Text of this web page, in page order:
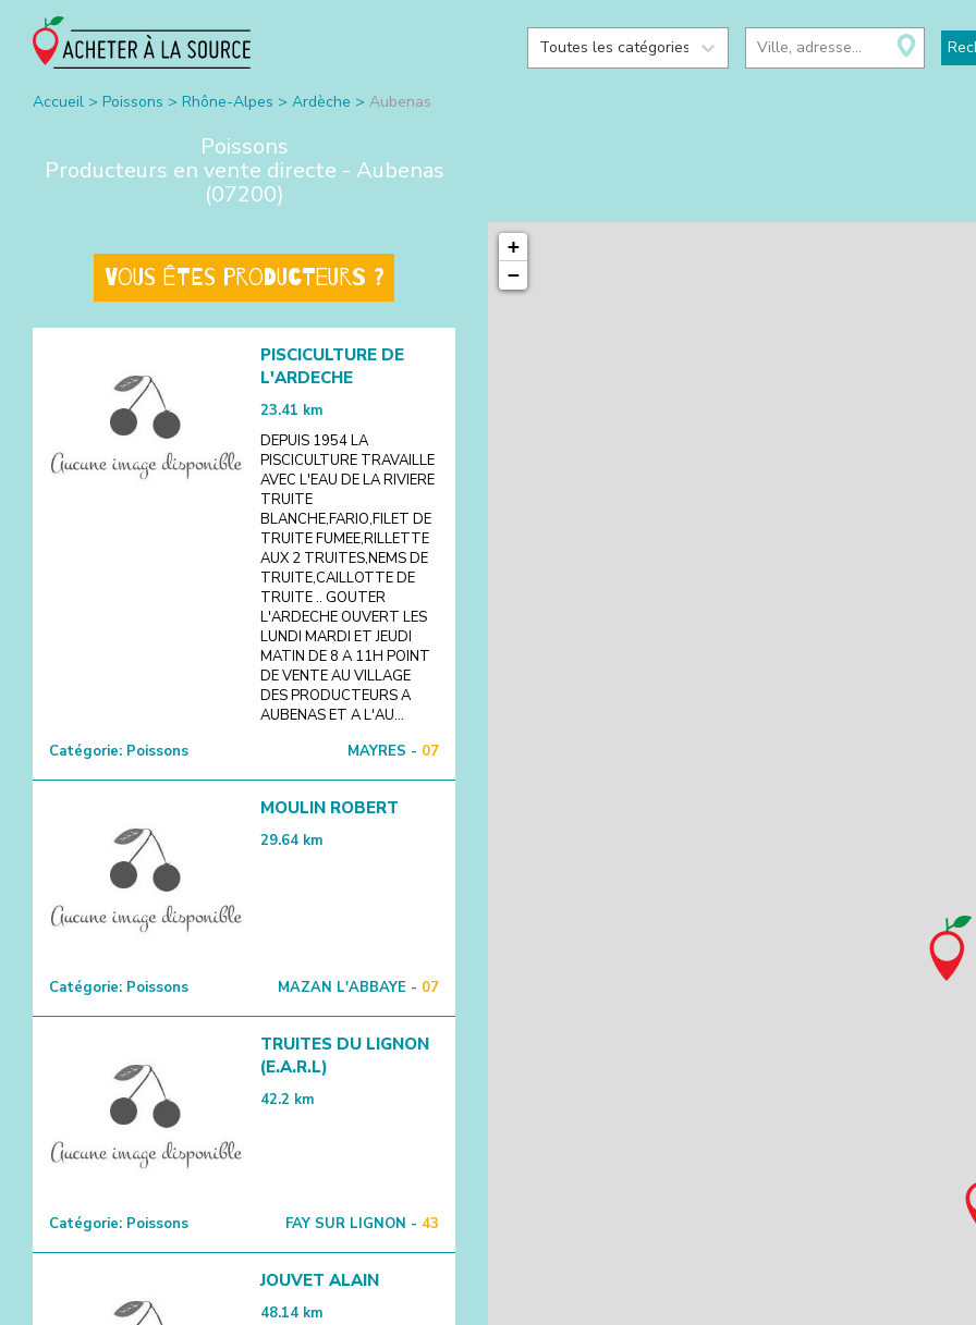
Toutes les catégories Ville, adresse...
Accueil > Poissons > Rhône-Alpes > Ardèche > Aubenas
Poissons
Producteurs en vente directe - Aubenas
(07200)
Vous êtes producteurs ?
PISCICULTURE DE
L'ARDECHE
23.41 km
DEPUIS 1954 LA
PISCICULTURE TRAVAILLE
AVEC L'EAU DE LA RIVIERE
TRUITE
BLANCHE,FARIO,FILET DE
TRUITE FUMEE,RILLETTE
AUX 2 TRUITES,NEMS DE
TRUITE,CAILLOTTE DE
TRUITE .. GOUTER
L'ARDECHE OUVERT LES
LUNDI MARDI ET JEUDI
MATIN DE 8 A 11H POINT
DE VENTE AU VILLAGE
DES PRODUCTEURS A
AUBENAS ET A L'AU...
Catégorie: Poissons MAYRES - 07
MOULIN ROBERT
29.64 km
Catégorie: Poissons MAZAN L'ABBAYE - 07
TRUITES DU LIGNON
(E.A.R.L)
42.2 km
Catégorie: Poissons FAY SUR LIGNON - 43
JOUVET ALAIN
48.14 km
+
−